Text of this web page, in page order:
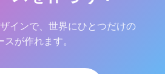
インで、世界にひとつだけの
スが作れます。